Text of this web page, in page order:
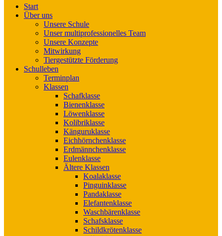
Start
Über uns
Unsere Schule
Unser multiprofessionelles Team
Unsere Konzepte
Mitwirkung
Tiergestützte Förderung
Schulleben
Terminplan
Klassen
Schafklasse
Bienenklasse
Löwenklasse
Kolibriklasse
Känguruklasse
Eichhörnchenklasse
Erdmännchenklasse
Eulenklasse
Ältere Klassen
Koalaklasse
Pinguinklasse
Pandaklasse
Elefantenklasse
Waschbärenklasse
Schafsklasse
Schildkrötenklasse